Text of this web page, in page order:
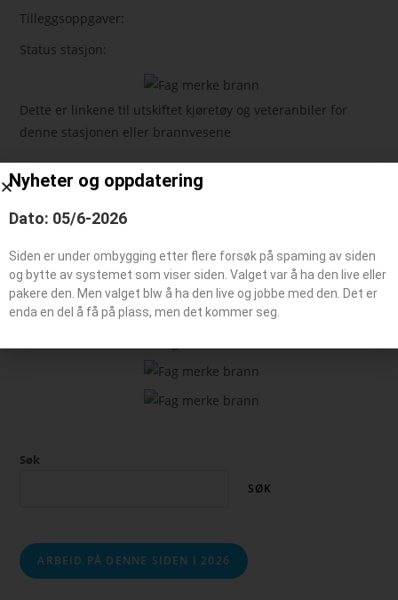
Tilleggsoppgaver:
Status stasjon:
Dette er linkene til utskiftet kjøretøy og veteranbiler for
denne stasjonen eller brannvesene
Feie-/tilsynsbil, Administrasjonsbil
Påhengsvogn
Beredskaps kjøretøy
Søk
SØK
ARBEID PÅ DENNE SIDEN I 2026
Nyheter og oppdatering
Dato: 05/6-2026
Siden er under ombygging etter flere forsøk på spaming av siden
og bytte av systemet som viser siden. Valget var å ha den live eller
pakere den. Men valget blw å ha den live og jobbe med den. Det er
enda en del å få på plass, men det kommer seg.